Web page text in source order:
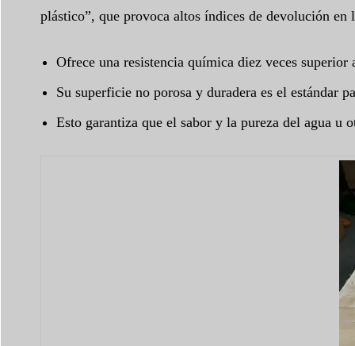
plástico”, que provoca altos índices de devolución en
Ofrece una resistencia química diez veces
Su superficie no porosa y duradera es el estándar
Esto garantiza que el sabor y la pureza del agua u